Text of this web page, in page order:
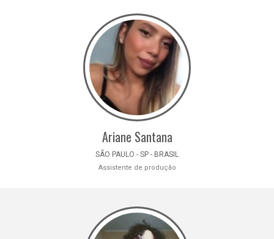
Ariane Santana
SÃO PAULO - SP - BRASIL
Assistente de produção